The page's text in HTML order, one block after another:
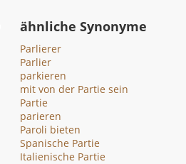
ähnliche Synonyme
Parlierer
Parlier
parkieren
mit von der Partie sein
Partie
parieren
Paroli bieten
Spanische Partie
Italienische Partie